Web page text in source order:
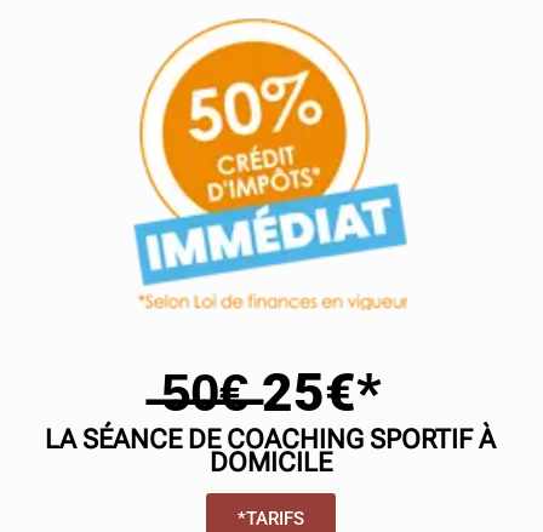
̶5̶0̶€̶ 25€*
LA SÉANCE DE COACHING SPORTIF À
DOMICILE
*TARIFS